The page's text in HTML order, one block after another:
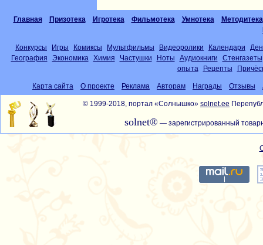
Главная Призотека Игротека Фильмотека Умнотека
Методитека
Конкурсы Игры Комиксы Мультфильмы Видеоролики Календари
География
Экономика Химия Частушки Ноты Аудиокниги
Стенгазеты
опыта
Рецепты
Карта сайта О проекте Реклама Авторам Награды Отзывы
© 1999-2018, портал «Солнышко» solnet.ee
solnet® — зарегистрированный